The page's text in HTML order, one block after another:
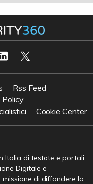
Rss Feed
Policy
Cookie Center
Italia di testate e portali
Digitale e
missione di diffondere la